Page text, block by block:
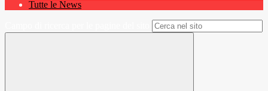
Tutte le News